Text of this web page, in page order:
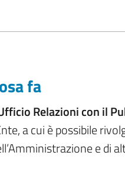
fa
Relazioni con il
a cui è possibile
e di